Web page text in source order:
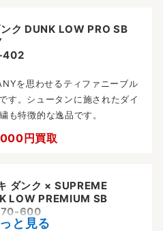
ク DUNK LOW PRO SB
402
を思わせるティファニーブル
す。シュータンに施されたダイ
も特徴的な逸品です。
円買取
ダンク × SUPREME
LOW PREMIUM SB
600